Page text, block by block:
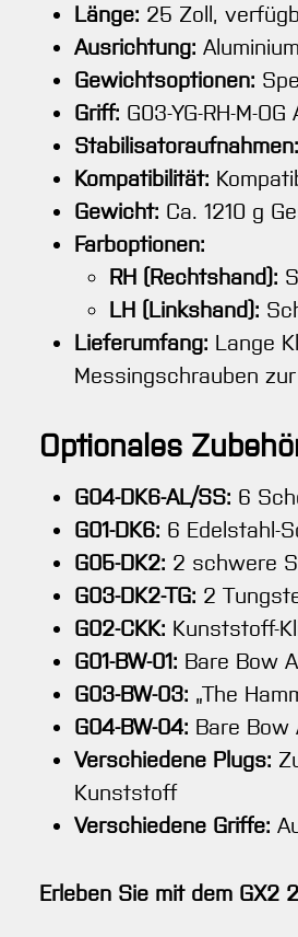
Länge: 25 Zoll,
Ausrichtung:
Gewichtsoptionen:
Griff: G03-YG-RH-M-
Stabilisatoraufnahmen:
Kompatibilität:
Gewicht: Ca. 1210 g
Farboptionen:
RH (Rechtshand):
LH (Linkshand):
Lieferumfang: Lange
Messingschrauben
Optionales
G04-DK6-AL/SS: 6
G01-DK6: 6 Edelstahl-
G05-DK2: 2 schwere
G03-DK2-TG: 2
G02-CKK: Kunststoff-
G01-BW-01: Bare Bow
G03-BW-03: „The
G04-BW-04: Bare
Verschiedene Plugs:
Kunststoff
Verschiedene Griffe:
Erleben Sie mit dem GX2